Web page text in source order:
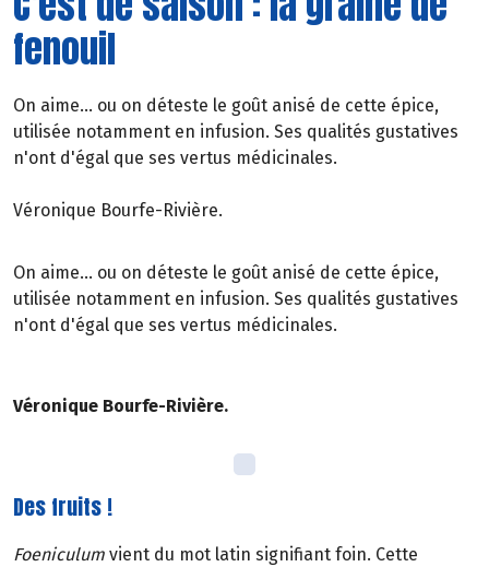
fenouil
On aime... ou on déteste le goût anisé de cette épice,
utilisée notamment en infusion. Ses qualités gustatives
n'ont d'égal que ses vertus médicinales.
Véronique Bourfe-Rivière.
On aime... ou on déteste le goût anisé de cette épice,
utilisée notamment en infusion. Ses qualités gustatives
n'ont d'égal que ses vertus médicinales.
Véronique Bourfe-Rivière.
Des fruits !
Foeniculum vient du mot latin signifiant foin. Cette